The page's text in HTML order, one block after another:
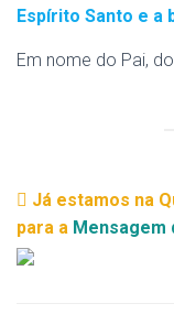
Espírito Santo e a
Em nome do Pai,
Já estamos na
para a Mensagem